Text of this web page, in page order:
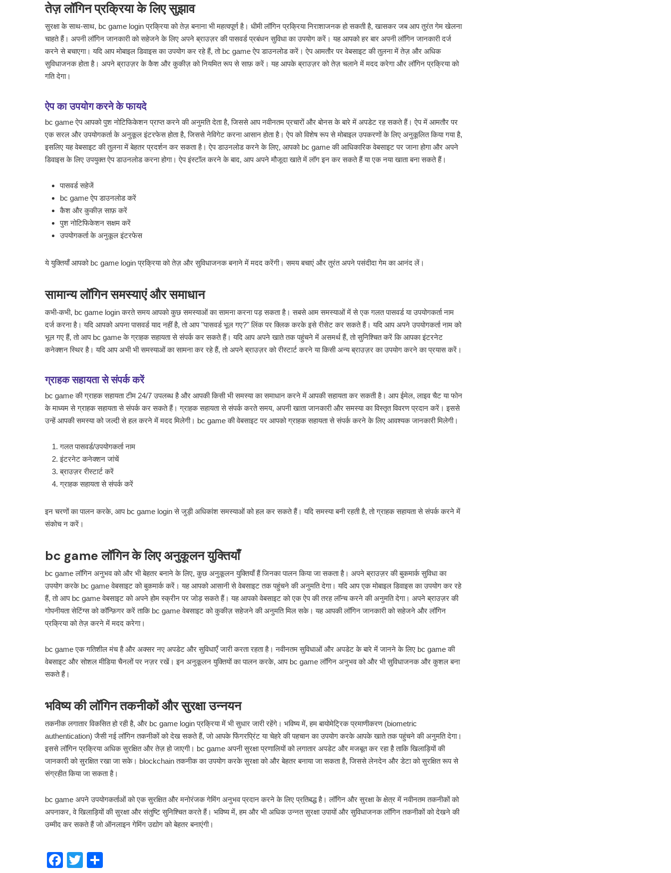
तेज़ लॉगिन प्रक्रिया के लिए सुझाव
सुरक्षा के साथ-साथ, bc game login प्रक्रिया को तेज़ बनाना भी महत्वपूर्ण है। धीमी लॉगिन प्रक्रिया निराशाजनक हो सकती है, खासकर जब आप तुरंत गेम खेलना
चाहते हैं। अपनी लॉगिन जानकारी को सहेजने के लिए अपने ब्राउज़र की पासवर्ड प्रबंधन सुविधा का उपयोग करें। यह आपको हर बार अपनी लॉगिन जानकारी दर्ज
करने से बचाएगा। यदि आप मोबाइल डिवाइस का उपयोग कर रहे हैं, तो bc game ऐप डाउनलोड करें। ऐप आमतौर पर वेबसाइट की तुलना में तेज़ और अधिक
सुविधाजनक होता है। अपने ब्राउज़र के कैश और कुकीज़ को नियमित रूप से साफ़ करें। यह आपके ब्राउज़र को तेज़ चलाने में मदद करेगा और लॉगिन प्रक्रिया को
गति देगा।
ऐप का उपयोग करने के फायदे
bc game ऐप आपको पुश नोटिफिकेशन प्राप्त करने की अनुमति देता है, जिससे आप नवीनतम प्रचारों और बोनस के बारे में अपडेट रह सकते हैं। ऐप में आमतौर पर
एक सरल और उपयोगकर्ता के अनुकूल इंटरफेस होता है, जिससे नेविगेट करना आसान होता है। ऐप को विशेष रूप से मोबाइल उपकरणों के लिए अनुकूलित किया गया है,
इसलिए यह वेबसाइट की तुलना में बेहतर प्रदर्शन कर सकता है। ऐप डाउनलोड करने के लिए, आपको bc game की आधिकारिक वेबसाइट पर जाना होगा और अपने
डिवाइस के लिए उपयुक्त ऐप डाउनलोड करना होगा। ऐप इंस्टॉल करने के बाद, आप अपने मौजूदा खाते में लॉग इन कर सकते हैं या एक नया खाता बना सकते हैं।
पासवर्ड सहेजें
bc game ऐप डाउनलोड करें
कैश और कुकीज़ साफ़ करें
पुश नोटिफिकेशन सक्षम करें
उपयोगकर्ता के अनुकूल इंटरफेस
ये युक्तियाँ आपको bc game login प्रक्रिया को तेज़ और सुविधाजनक बनाने में मदद करेंगी। समय बचाएं और तुरंत अपने पसंदीदा गेम का आनंद लें।
सामान्य लॉगिन समस्याएं और समाधान
कभी-कभी, bc game login करते समय आपको कुछ समस्याओं का सामना करना पड़ सकता है। सबसे आम समस्याओं में से एक गलत पासवर्ड या उपयोगकर्ता नाम
दर्ज करना है। यदि आपको अपना पासवर्ड याद नहीं है, तो आप "पासवर्ड भूल गए?" लिंक पर क्लिक करके इसे रीसेट कर सकते हैं। यदि आप अपने उपयोगकर्ता नाम को
भूल गए हैं, तो आप bc game के ग्राहक सहायता से संपर्क कर सकते हैं। यदि आप अपने खाते तक पहुंचने में असमर्थ हैं, तो सुनिश्चित करें कि आपका इंटरनेट
कनेक्शन स्थिर है। यदि आप अभी भी समस्याओं का सामना कर रहे हैं, तो अपने ब्राउज़र को रीस्टार्ट करने या किसी अन्य ब्राउज़र का उपयोग करने का प्रयास करें।
ग्राहक सहायता से संपर्क करें
bc game की ग्राहक सहायता टीम 24/7 उपलब्ध है और आपकी किसी भी समस्या का समाधान करने में आपकी सहायता कर सकती है। आप ईमेल, लाइव चैट या फोन
के माध्यम से ग्राहक सहायता से संपर्क कर सकते हैं। ग्राहक सहायता से संपर्क करते समय, अपनी खाता जानकारी और समस्या का विस्तृत विवरण प्रदान करें। इससे
उन्हें आपकी समस्या को जल्दी से हल करने में मदद मिलेगी। bc game की वेबसाइट पर आपको ग्राहक सहायता से संपर्क करने के लिए आवश्यक जानकारी मिलेगी।
गलत पासवर्ड/उपयोगकर्ता नाम
इंटरनेट कनेक्शन जांचें
ब्राउज़र रीस्टार्ट करें
ग्राहक सहायता से संपर्क करें
इन चरणों का पालन करके, आप bc game login से जुड़ी अधिकांश समस्याओं को हल कर सकते हैं। यदि समस्या बनी रहती है, तो ग्राहक सहायता से संपर्क करने में
संकोच न करें।
bc game लॉगिन के लिए अनुकूलन युक्तियाँ
bc game लॉगिन अनुभव को और भी बेहतर बनाने के लिए, कुछ अनुकूलन युक्तियाँ हैं जिनका पालन किया जा सकता है। अपने ब्राउज़र की बुकमार्क सुविधा का
उपयोग करके bc game वेबसाइट को बुकमार्क करें। यह आपको आसानी से वेबसाइट तक पहुंचने की अनुमति देगा। यदि आप एक मोबाइल डिवाइस का उपयोग कर रहे
हैं, तो आप bc game वेबसाइट को अपने होम स्क्रीन पर जोड़ सकते हैं। यह आपको वेबसाइट को एक ऐप की तरह लॉन्च करने की अनुमति देगा। अपने ब्राउज़र की
गोपनीयता सेटिंग्स को कॉन्फ़िगर करें ताकि bc game वेबसाइट को कुकीज़ सहेजने की अनुमति मिल सके। यह आपकी लॉगिन जानकारी को सहेजने और लॉगिन
प्रक्रिया को तेज़ करने में मदद करेगा।
bc game एक गतिशील मंच है और अक्सर नए अपडेट और सुविधाएँ जारी करता रहता है। नवीनतम सुविधाओं और अपडेट के बारे में जानने के लिए bc game की
वेबसाइट और सोशल मीडिया चैनलों पर नज़र रखें। इन अनुकूलन युक्तियों का पालन करके, आप bc game लॉगिन अनुभव को और भी सुविधाजनक और कुशल बना
सकते हैं।
भविष्य की लॉगिन तकनीकों और सुरक्षा उन्नयन
तकनीक लगातार विकसित हो रही है, और bc game login प्रक्रिया में भी सुधार जारी रहेंगे। भविष्य में, हम बायोमेट्रिक प्रमाणीकरण (biometric
authentication) जैसी नई लॉगिन तकनीकों को देख सकते हैं, जो आपके फिंगरप्रिंट या चेहरे की पहचान का उपयोग करके आपके खाते तक पहुंचने की अनुमति देगा।
इससे लॉगिन प्रक्रिया अधिक सुरक्षित और तेज़ हो जाएगी। bc game अपनी सुरक्षा प्रणालियों को लगातार अपडेट और मजबूत कर रहा है ताकि खिलाड़ियों की
जानकारी को सुरक्षित रखा जा सके। blockchain तकनीक का उपयोग करके सुरक्षा को और बेहतर बनाया जा सकता है, जिससे लेनदेन और डेटा को सुरक्षित रूप से
संग्रहीत किया जा सकता है।
bc game अपने उपयोगकर्ताओं को एक सुरक्षित और मनोरंजक गेमिंग अनुभव प्रदान करने के लिए प्रतिबद्ध है। लॉगिन और सुरक्षा के क्षेत्र में नवीनतम तकनीकों को
अपनाकर, वे खिलाड़ियों की सुरक्षा और संतुष्टि सुनिश्चित करते हैं। भविष्य में, हम और भी अधिक उन्नत सुरक्षा उपायों और सुविधाजनक लॉगिन तकनीकों को देखने की
उम्मीद कर सकते हैं जो ऑनलाइन गेमिंग उद्योग को बेहतर बनाएंगी।
Facebook
Twitter